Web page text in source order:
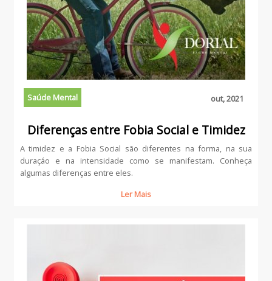
Saúde Mental out, 2021
Diferenças entre Fobia Social e Timidez
A timidez e a Fobia Social são diferentes na forma, na sua
duraçáo e na intensidade como se manifestam. Conheça
algumas diferenças entre eles.
Ler Mais